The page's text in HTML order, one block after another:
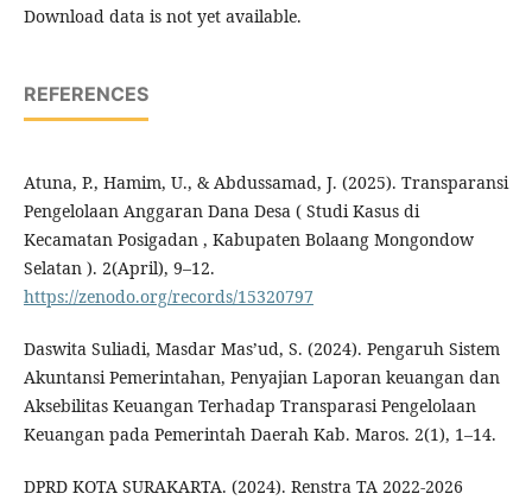
Download data is not yet available.
REFERENCES
Atuna, P., Hamim, U., & Abdussamad, J. (2025). Transparansi
Pengelolaan Anggaran Dana Desa ( Studi Kasus di
Kecamatan Posigadan , Kabupaten Bolaang Mongondow
Selatan ). 2(April), 9–12.
https://zenodo.org/records/15320797
Daswita Suliadi, Masdar Mas’ud, S. (2024). Pengaruh Sistem
Akuntansi Pemerintahan, Penyajian Laporan keuangan dan
Aksebilitas Keuangan Terhadap Transparasi Pengelolaan
Keuangan pada Pemerintah Daerah Kab. Maros. 2(1), 1–14.
DPRD KOTA SURAKARTA. (2024). Renstra TA 2022-2026